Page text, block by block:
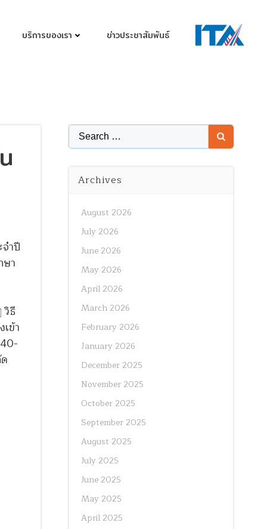
บริการของเรา ข่าวประชาสัมพันธ์
ำปี
ษา
วิธี
ข้า
Search
for:
Archives
August 2026
July 2026
June 2026
May 2026
April 2026
March 2026
February 2026
January 2026
December 2025
November 2025
October 2025
September 2025
August 2025
July 2025
June 2025
May 2025
April 2025